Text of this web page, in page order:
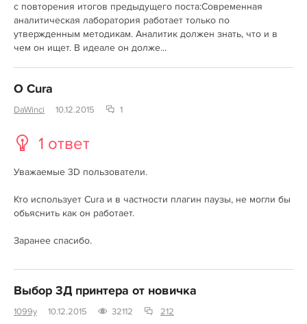
с повторения итогов предыдущего поста:Современная
аналитическая лаборатория работает только по
утвержденным методикам. Аналитик должен знать, что и в
чем он ищет. В идеале он долже...
О Cura
DaWinci 10.12.2015 1
1 ответ
Уважаемые 3D пользователи.
Кто использует Cura и в частности плагин паузы, не могли бы
обьяснить как он работает.
Заранее спасибо.
Выбор 3Д принтера от новичка
1099y 10.12.2015 32112 212